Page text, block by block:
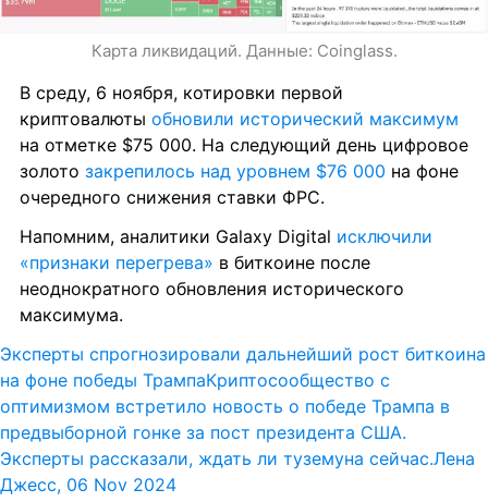
Карта ликвидаций. Данные: Coinglass.
В среду, 6 ноября, котировки первой
криптовалюты обновили исторический максимум
на отметке $75 000. На следующий день цифровое
золото закрепилось над уровнем $76 000 на фоне
очередного снижения ставки ФРС.
Напомним, аналитики Galaxy Digital исключили
«признаки перегрева» в биткоине после
неоднократного обновления исторического
максимума.
Эксперты спрогнозировали дальнейший рост биткоина
на фоне победы ТрампаКриптосообщество с
оптимизмом встретило новость о победе Трампа в
предвыборной гонке за пост президента США.
Эксперты рассказали, ждать ли туземуна сейчас.Лена
Джесс, 06 Nov 2024